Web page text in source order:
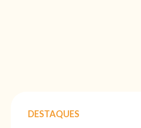
DESTAQUES